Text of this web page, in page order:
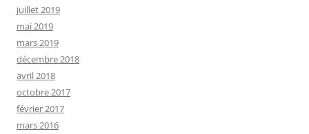
juillet 2019
mai 2019
mars 2019
décembre 2018
avril 2018
octobre 2017
février 2017
mars 2016